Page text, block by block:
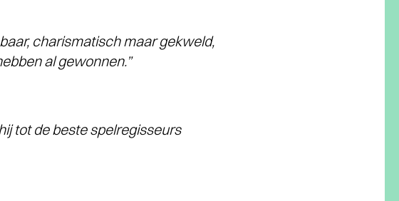
charismatisch maar gekweld,
al gewonnen.”
tot de beste spelregisseurs